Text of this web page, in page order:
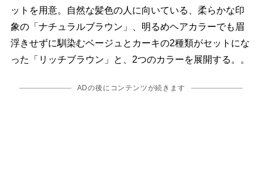
ットを用意。自然な髪色の人に向いている、柔らかな印
象の「ナチュラルブラウン」、明るめヘアカラーでも眉
浮きせずに馴染むベージュとカーキの2種類がセットにな
った「リッチブラウン」と、2つのカラーを展開する。。
ADの後にコンテンツが続きます